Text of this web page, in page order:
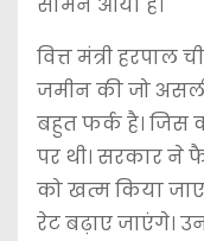
वित्त मंत्री हरपाल
जमीन की जो
बहुत फर्क है। जिस
पर थी। सरकार ने
को खत्म किया
रेट बढ़ाए जाएंगे।